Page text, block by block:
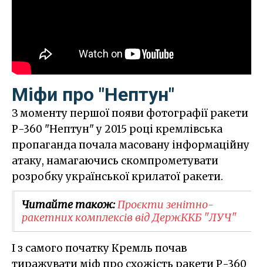
Міфи про "Нептун"
З моменту першої появи фотографії ракети
Р-360 "Нептун" у 2015 році кремлівська
пропаганда почала масовану інформаційну
атаку, намагаючись скомпрометувати
розробку української крилатої ракети.
Читайте також:Проєкти зенітно-
ракетних комплексів від ДержККБ "ЛУЧ"
І з самого початку Кремль почав
тиражувати міф про схожість ракети Р-360